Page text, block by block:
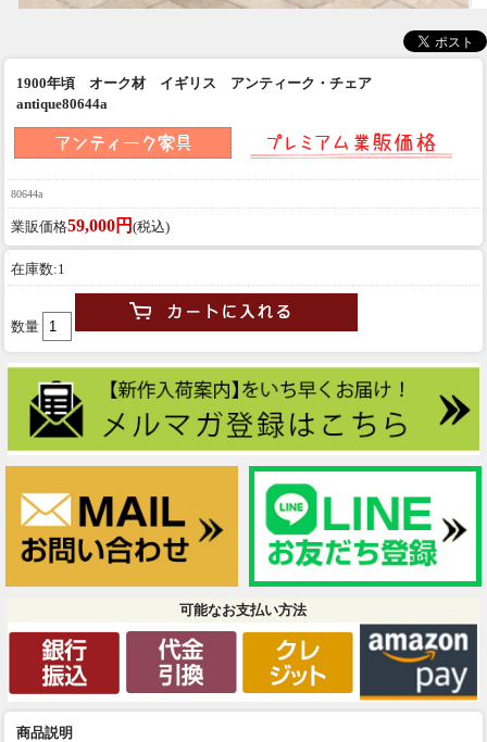
1900年頃 オーク材 イギリス アンティーク・チェア
antique80644a
80644a
業販価格59,000円 (税込)
在庫数:1
数量
可能なお支払い方法
商品説明